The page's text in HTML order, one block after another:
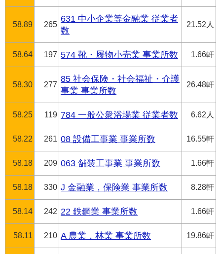
58.89 265
631 中小企業等金融業 従業者
数
21.52人
58.64 197 574 靴・履物小売業 事業所数 1.66軒
58.30 277
85 社会保険・社会福祉・介護
事業 事業所数
26.48軒
58.25 119 784 一般公衆浴場業 従業者数 6.62人
58.22 261 08 設備工事業 事業所数 16.55軒
58.18 209 063 舗装工事業 事業所数 1.66軒
58.18 330 J 金融業，保険業 事業所数 8.28軒
58.14 242 22 鉄鋼業 事業所数 1.66軒
58.11 210 A 農業，林業 事業所数 19.86軒